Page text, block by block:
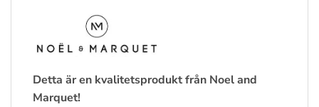
Detta är en kvalitetsprodukt från Noel and
Marquet!